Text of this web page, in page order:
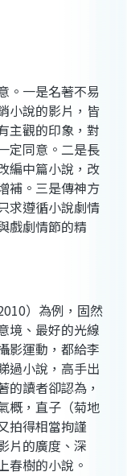
一是名著不易
小說的影片，皆
主觀的印象，對
定同意。二是長
編中篇小說，改
補。三是傳神方
求遵循小說劇情
戲劇情節的精
）為例，固然
境、最好的光線
影運動，都給李
過小說，高手出
的讀者卻認為，
概，直子（菊地
拍得相當拘謹
片的廣度、深
春樹的小說。